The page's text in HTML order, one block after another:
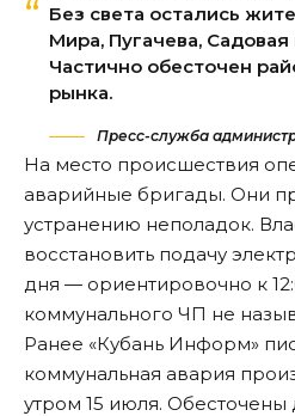
Без света остались
Мира, Пугачева, Садовая
Частично обесточен
рынка.
Пресс-служба
На место происшествия
аварийные бригады. Они
устранению неполадок.
восстановить подачу
дня — ориентировочно к
коммунального ЧП не
Ранее «Кубань Информ»
коммунальная авария
утром 15 июля.